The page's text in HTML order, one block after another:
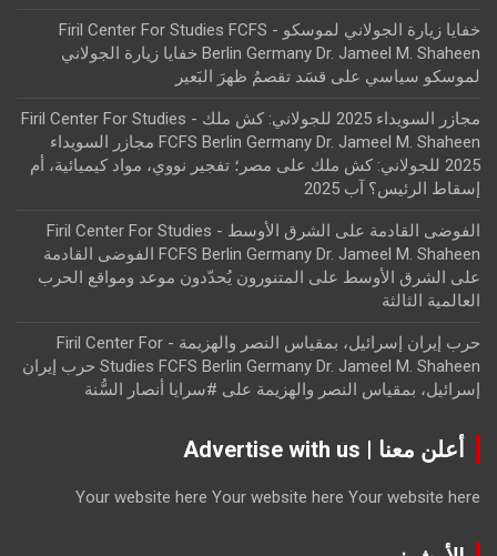
خفايا زيارة الجولاني لموسكو - Firil Center For Studies FCFS
Berlin Germany Dr. Jameel M. Shaheen خفايا زيارة الجولاني
لموسكو سياسي على قسَد تقصمُ ظهرَ البَعير
مجازر السويداء 2025 للجولاني: كش ملك - Firil Center For Studies
FCFS Berlin Germany Dr. Jameel M. Shaheen مجازر السويداء
2025 للجولاني: كش ملك
على مصر؛ تفجير نووي، مواد كيميائية، أم
إسقاط الرئيس؟ آب 2025
الفوضى القادمة على الشرق الأوسط - Firil Center For Studies
FCFS Berlin Germany Dr. Jameel M. Shaheen الفوضى القادمة
على الشرق الأوسط على
المتنورون يُحدّدون موعد ومواقع الحرب
العالمية الثالثة
حرب إيران إسرائيل، بمقياس النصر والهزيمة - Firil Center For
Studies FCFS Berlin Germany Dr. Jameel M. Shaheen حرب إيران
إسرائيل، بمقياس النصر والهزيمة على #سرايا أنصار السُّنة
أعلن معنا | Advertise with us
Your website here Your website here Your website here